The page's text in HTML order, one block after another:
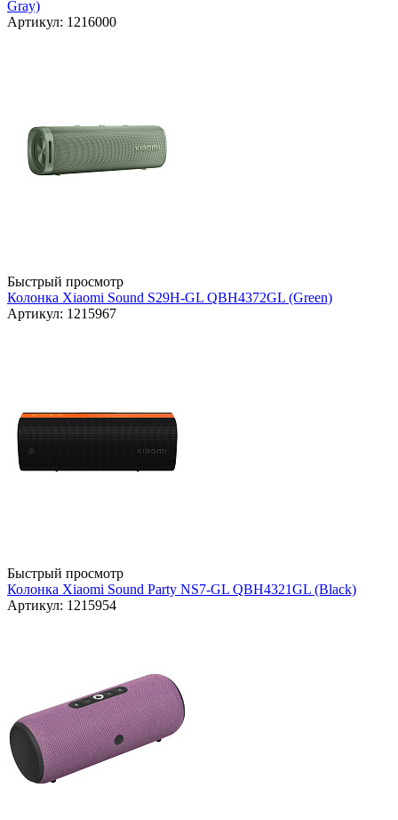
Gray)
Артикул: 1216000
Быстрый просмотр
Колонка Xiaomi Sound S29H-GL QBH4372GL (Green)
Артикул: 1215967
Быстрый просмотр
Колонка Xiaomi Sound Party NS7-GL QBH4321GL (Black)
Артикул: 1215954